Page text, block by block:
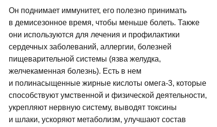
Он поднимает иммунитет, его полезно принимать
в демисезонное время, чтобы меньше болеть. Также
они используются для лечения и профилактики
сердечных заболеваний, аллергии, болезней
пищеварительной системы (язва желудка,
желчекаменная болезнь). Есть в нем
и полинасыщенные жирные кислоты омега-3, которые
способствуют умственной и физической деятельности,
укрепляют нервную систему, выводят токсины
и шлаки, ускоряют метаболизм, улучшают состав